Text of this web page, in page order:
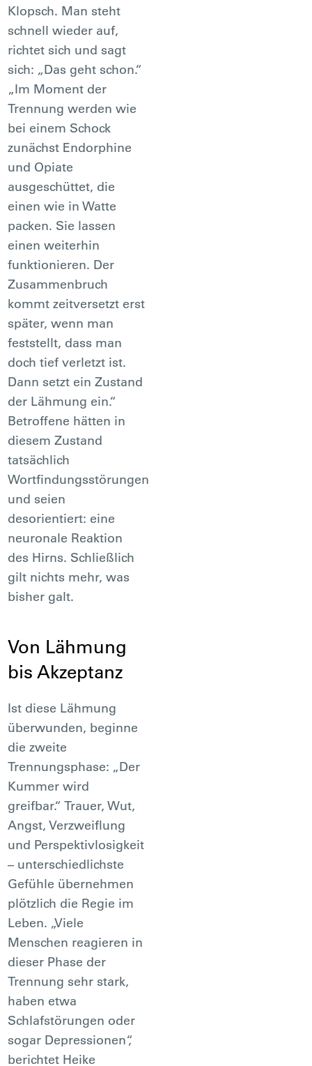
Klopsch. Man steht
schnell wieder auf,
richtet sich und sagt
sich: „Das geht schon.“
„Im Moment der
Trennung werden wie
bei einem Schock
zunächst Endorphine
und Opiate
ausgeschüttet, die
einen wie in Watte
packen. Sie lassen
einen weiterhin
funktionieren. Der
Zusammenbruch
kommt zeitversetzt erst
später, wenn man
feststellt, dass man
doch tief verletzt ist.
Dann setzt ein Zustand
der Lähmung ein.“
Betroffene hätten in
diesem Zustand
tatsächlich
Wortfindungsstörungen
und seien
desorientiert: eine
neuronale Reaktion
des Hirns. Schließlich
gilt nichts mehr, was
bisher galt.
Von Lähmung
bis Akzeptanz
Ist diese Lähmung
überwunden, beginne
die zweite
Trennungsphase: „Der
Kummer wird
greifbar.“ Trauer, Wut,
Angst, Verzweiflung
und Perspektivlosigkeit
– unterschiedlichste
Gefühle übernehmen
plötzlich die Regie im
Leben. „Viele
Menschen reagieren in
dieser Phase der
Trennung sehr stark,
haben etwa
Schlafstörungen oder
sogar Depressionen“,
berichtet Heike